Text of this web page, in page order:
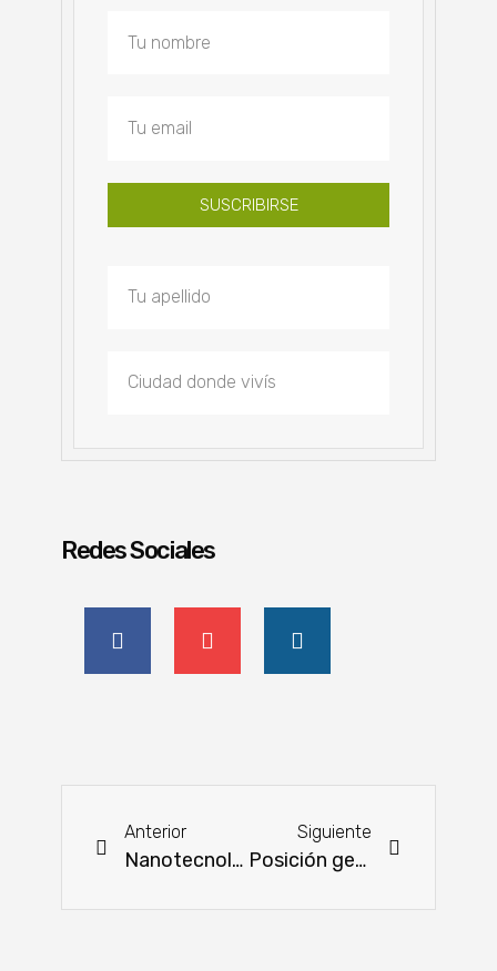
SUSCRIBIRSE
Redes Sociales
Anterior
Nanotecnología y fotogrametría para la agricultura y avances en producción animal
Siguiente
Posición geográfica y grado de inversión hacen de Paraguay un destino atractivo